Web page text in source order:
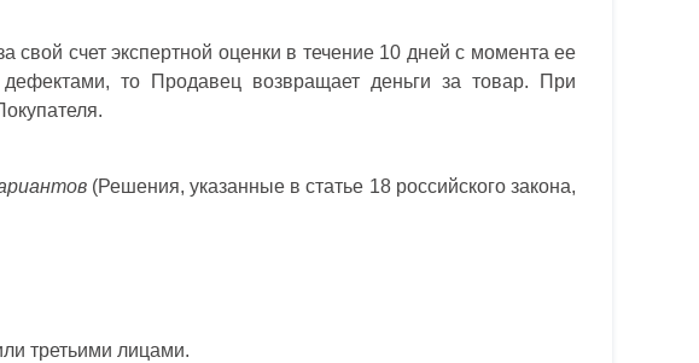
свой счет экспертной оценки в течение 10 дней с момента ее
то Продавец возвращает деньги за товар. При
(Решения, указанные в статье 18 российского закона,
третьими лицами.